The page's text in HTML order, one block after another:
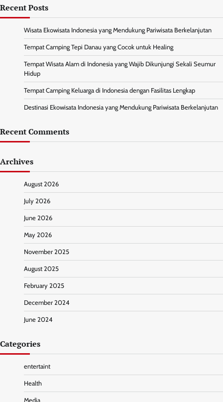
Recent Posts
Wisata Ekowisata Indonesia yang Mendukung Pariwisata Berkelanjutan
Tempat Camping Tepi Danau yang Cocok untuk Healing
Tempat Wisata Alam di Indonesia yang Wajib Dikunjungi Sekali Seumur
Hidup
Tempat Camping Keluarga di Indonesia dengan Fasilitas Lengkap
Destinasi Ekowisata Indonesia yang Mendukung Pariwisata Berkelanjutan
Recent Comments
Archives
August 2026
July 2026
June 2026
May 2026
November 2025
August 2025
February 2025
December 2024
June 2024
Categories
entertaint
Health
Media